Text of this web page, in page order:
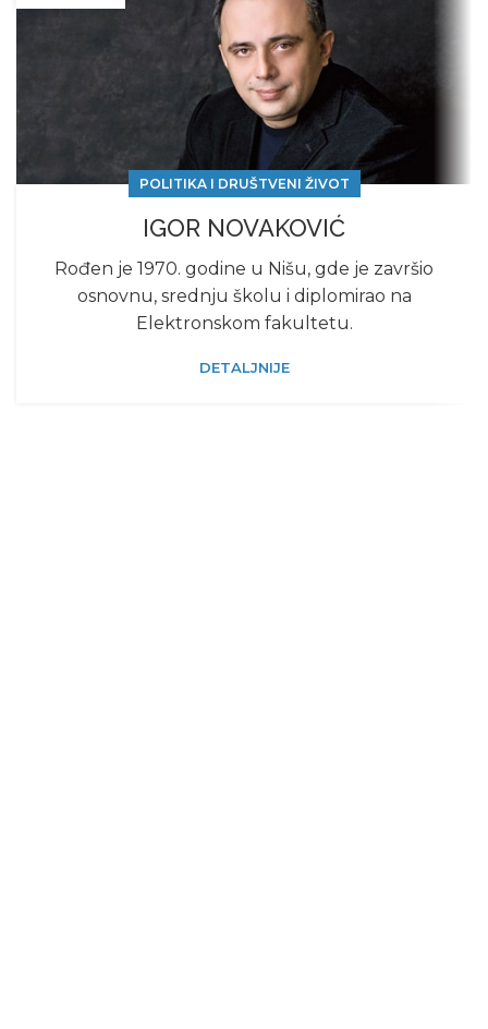
POLITIKA I DRUŠTVENI ŽIVOT
IGOR NOVAKOVIĆ
Rođen je 1970. godine u Nišu, gde je završio
osnovnu, srednju školu i diplomirao na
Elektronskom fakultetu.
DETALJNIJE